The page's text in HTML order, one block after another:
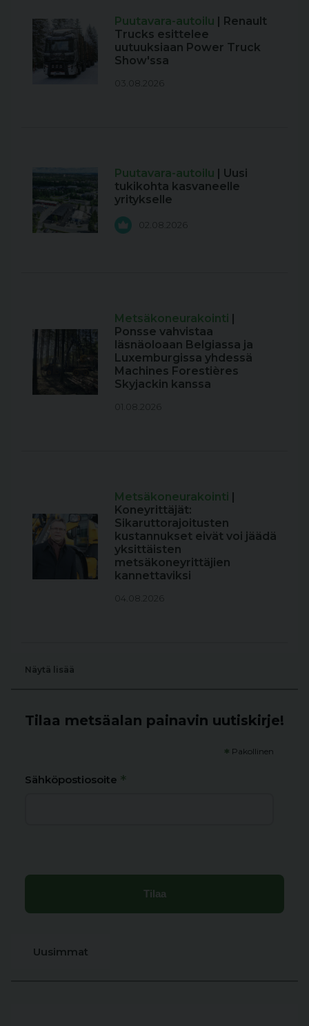
Puutavara-autoilu | Renault
Trucks esittelee
uutuuksiaan Power Truck
Show'ssa
03.08.2026
Puutavara-autoilu | Uusi
tukikohta kasvaneelle
yritykselle
02.08.2026
Metsäkoneurakointi |
Ponsse vahvistaa
läsnäoloaan Belgiassa ja
Luxemburgissa yhdessä
Machines Forestières
Skyjackin kanssa
01.08.2026
Metsäkoneurakointi |
Koneyrittäjät:
Sikaruttorajoitusten
kustannukset eivät voi jäädä
yksittäisten
metsäkoneyrittäjien
kannettaviksi
04.08.2026
Näytä lisää
Tilaa metsäalan painavin uutiskirje!
* Pakollinen
Sähköpostiosoite *
Uusimmat